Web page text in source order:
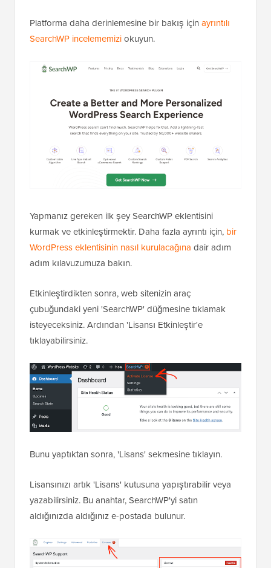
Platforma daha derinlemesine bir bakış için ayrıntılı
SearchWP incelememiziokuyun.
Yapmanız gereken ilk şey SearchWP eklentisini
kurmak ve etkinleştirmektir. Daha fazla ayrıntı için, bir
WordPress eklentisinin nasıl kurulacağına dair adım
adım kılavuzumuza bakın.
Etkinleştirdikten sonra, web sitenizin araç
çubuğundaki yeni 'SearchWP' düğmesine tıklamak
isteyeceksiniz. Ardından 'Lisansı Etkinleştir'e
tıklayabilirsiniz.
Bunu yaptıktan sonra, 'Lisans' sekmesine tıklayın.
Lisansınızı artık 'Lisans' kutusuna yapıştırabilir veya
yazabilirsiniz. Bu anahtar, SearchWP'yi satın
aldığınızda aldığınız e-postada bulunur.